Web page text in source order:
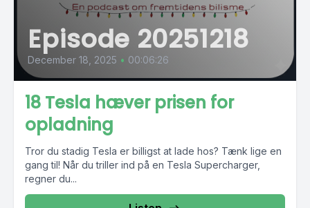
Episode 20251218
December 18, 2025 • 00:06:26
18 Tesla hæver prisen for
opladning
Tror du stadig Tesla er billigst at lade hos? Tænk lige en
gang til! Når du triller ind på en Tesla Supercharger,
regner du...